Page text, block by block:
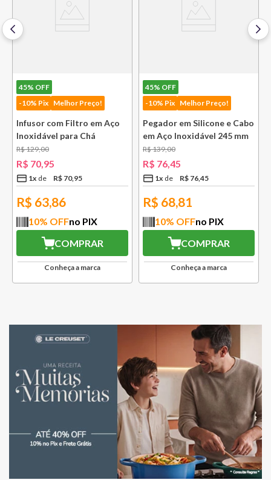
45% OFF
-10% Pix Melhor Preço!
Infusor com Filtro em Aço
Inoxidável para Chá
Lausanne Bsf
R$129,00
R$ 70,95
1x R$ 70,95
R$ 63,86
10% OFFno PIX
COMPRAR
Conheça a marca
45% OFF
-10% Pix Melhor Preço!
Pegador em Silicone e Cabo
em Aço Inoxidável 245 mm
Bsf
R$139,00
R$ 76,45
1x R$ 76,45
R$ 68,81
10% OFFno PIX
COMPRAR
Conheça a marca